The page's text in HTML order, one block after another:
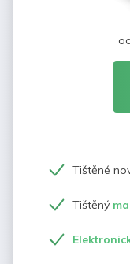
Tištěné
Tištěný